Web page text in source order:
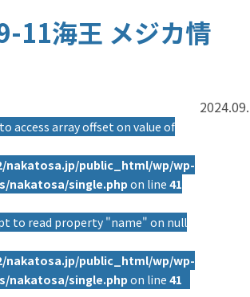
11海王 メジカ情
access array offset on value of
nakatosa.jp/public_html/wp/wp-
nakatosa/single.php on line41
to read property "name" on null
nakatosa.jp/public_html/wp/wp-
nakatosa/single.php on line41